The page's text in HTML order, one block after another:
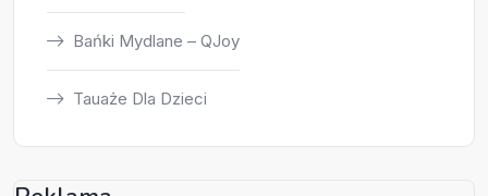
Bańki Mydlane – QJoy
Tauaże Dla Dzieci